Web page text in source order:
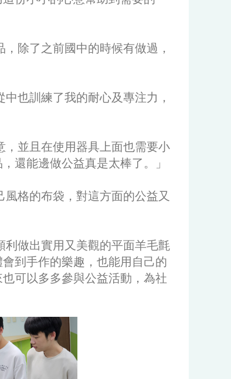
除了之前國中的時候有做過，
也訓練了我的耐心及專注力，
並且在使用器具上面也需要小
還能邊做公益真是太棒了。」
格的布袋，對這方面的公益又
做出實用又美觀的平面羊毛氈
到手作的樂趣，也能用自己的
可以多多參與公益活動，為社